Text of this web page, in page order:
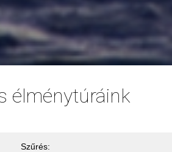
élménytúráink
Szűrés: